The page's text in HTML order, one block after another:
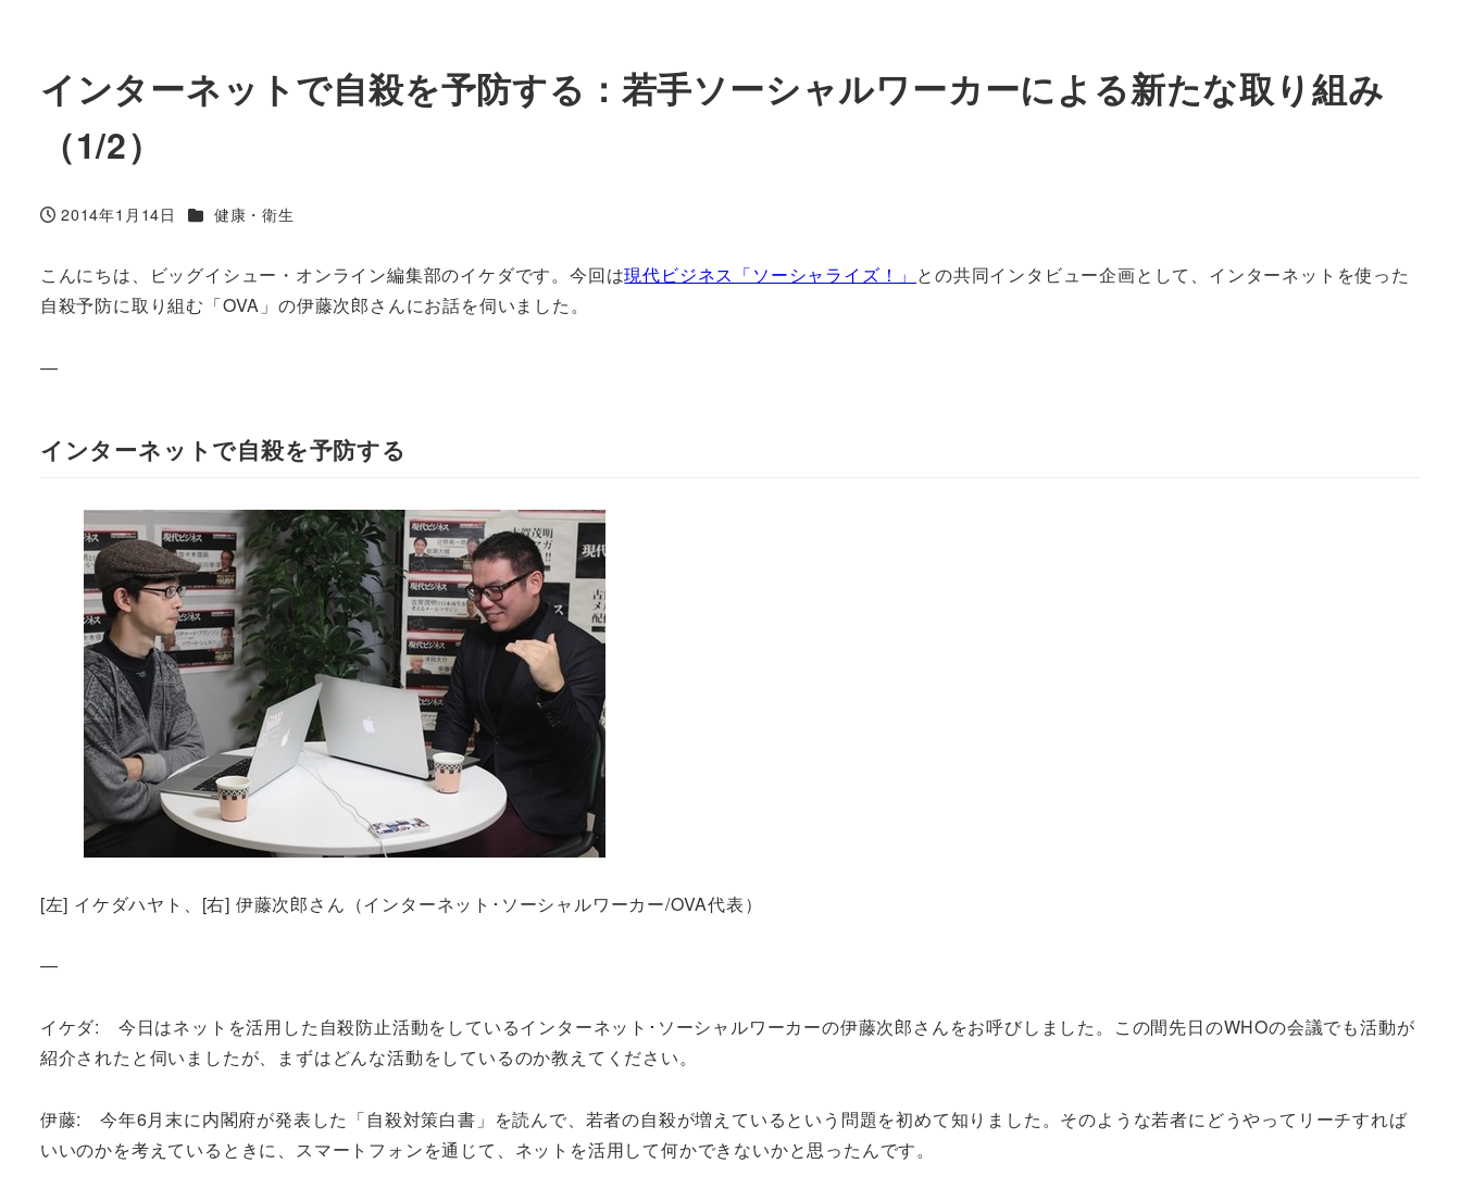
インターネットで自殺を予防する：若手ソーシャルワーカーによる新たな取り組み
（1/2）
投稿日
2014年1月14日 カテゴリー
健康・衛生
こんにちは、ビッグイシュー・オンライン編集部のイケダです。今回は現代ビジネス「ソーシャライズ！」 との共同インタビュー企画として、インターネットを使った
自殺予防に取り組む「OVA」の伊藤次郎さんにお話を伺いました。
—
インターネットで自殺を予防する
[左] イケダハヤト、[右] 伊藤次郎さん（インターネット･ソーシャルワーカー/OVA代表）
—
イケダ: 今日はネットを活用した自殺防止活動をしているインターネット･ソーシャルワーカーの伊藤次郎さんをお呼びしました。この間先日のWHOの会議でも活動が
紹介されたと伺いましたが、まずはどんな活動をしているのか教えてください。
伊藤: 今年6月末に内閣府が発表した「自殺対策白書」を読んで、若者の自殺が増えているという問題を初めて知りました。そのような若者にどうやってリーチすれば
いいのかを考えているときに、スマートフォンを通じて、ネットを活用して何かできないかと思ったんです。